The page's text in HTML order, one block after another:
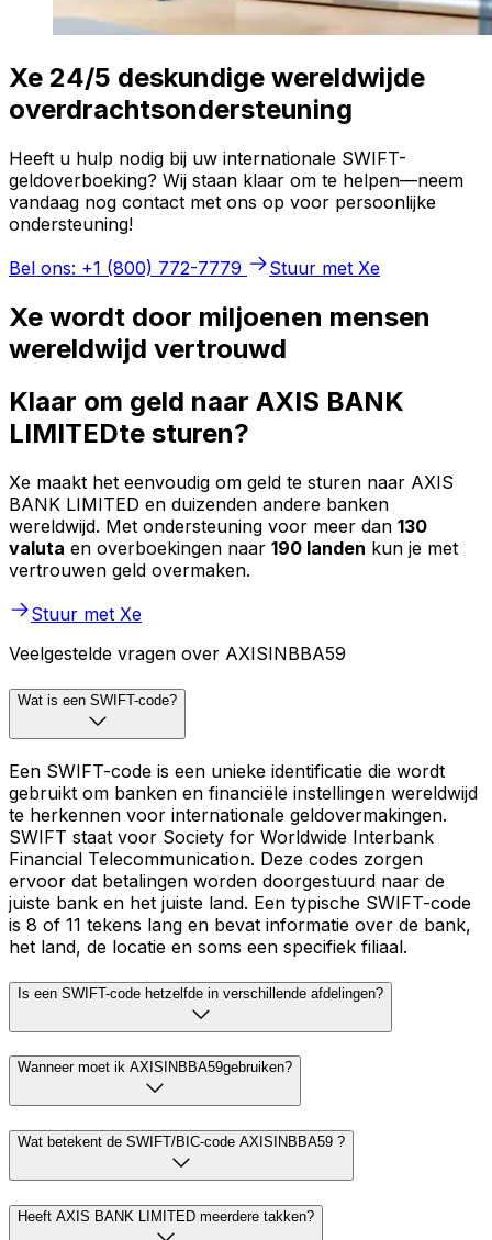
Xe 24/5 deskundige wereldwijde
overdrachtsondersteuning
Heeft u hulp nodig bij uw internationale SWIFT-
geldoverboeking? Wij staan klaar om te helpen—neem
vandaag nog contact met ons op voor persoonlijke
ondersteuning!
Bel ons: +1 (800) 772-7779
Stuur met Xe
Xe wordt door miljoenen mensen
wereldwijd vertrouwd
Klaar om geld naar AXIS BANK
LIMITEDte sturen?
Xe maakt het eenvoudig om geld te sturen naar AXIS
BANK LIMITED en duizenden andere banken
wereldwijd. Met ondersteuning voor meer dan 130
valuta en overboekingen naar 190 landen kun je met
vertrouwen geld overmaken.
Stuur met Xe
Veelgestelde vragen over AXISINBBA59
Wat is een SWIFT-code?
Een SWIFT-code is een unieke identificatie die wordt
gebruikt om banken en financiële instellingen wereldwijd
te herkennen voor internationale geldovermakingen.
SWIFT staat voor Society for Worldwide Interbank
Financial Telecommunication. Deze codes zorgen
ervoor dat betalingen worden doorgestuurd naar de
juiste bank en het juiste land. Een typische SWIFT-code
is 8 of 11 tekens lang en bevat informatie over de bank,
het land, de locatie en soms een specifiek filiaal.
Is een SWIFT-code hetzelfde in verschillende afdelingen?
Wanneer moet ik AXISINBBA59gebruiken?
Wat betekent de SWIFT/BIC-code AXISINBBA59 ?
Heeft AXIS BANK LIMITED meerdere takken?